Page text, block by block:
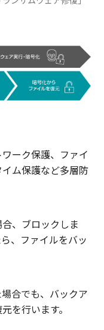
ーク保護、ファイ
ム保護など多層防
、ブロックしま
、ファイルをバッ
合でも、バックア
を行います。